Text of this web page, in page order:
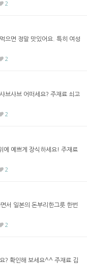
2
으면 정말 맛있어요. 특히 여성
2
브샤브 어떠세요? 주재료 쇠고
2
에 예쁘게 장식하세요! 주재료
2
서 일본의 돈부리한그릇 한번
2
? 확인해 보세요^^ 주재료 김